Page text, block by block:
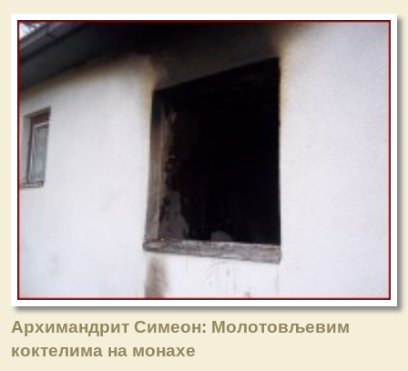
Архимандрит Симеон: Молотовљевим
коктелима на монахе